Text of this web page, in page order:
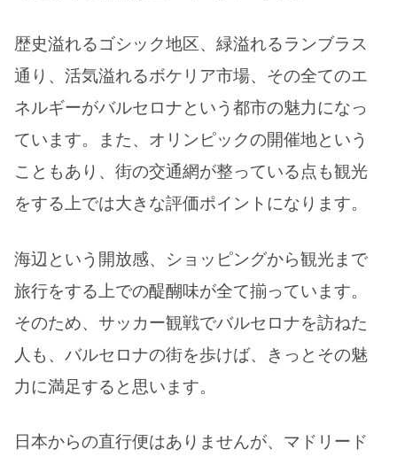
歴史溢れるゴシック地区、緑溢れるランブラス
通り、活気溢れるボケリア市場、その全てのエ
ネルギーがバルセロナという都市の魅力になっ
ています。また、オリンピックの開催地という
こともあり、街の交通網が整っている点も観光
をする上では大きな評価ポイントになります。
海辺という開放感、ショッピングから観光まで
旅行をする上での醍醐味が全て揃っています。
そのため、サッカー観戦でバルセロナを訪ねた
人も、バルセロナの街を歩けば、きっとその魅
力に満足すると思います。
日本からの直行便はありませんが、マドリード